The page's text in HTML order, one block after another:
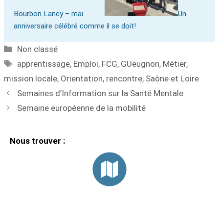
Bourbon Lancy – mai
Un
anniversaire célébré comme il se doit!
Non classé
apprentissage, Emploi, FCG, GUeugnon, Métier,
mission locale, Orientation, rencontre, Saône et Loire
Semaines d’Information sur la Santé Mentale
Semaine européenne de la mobilité
Nous trouver :